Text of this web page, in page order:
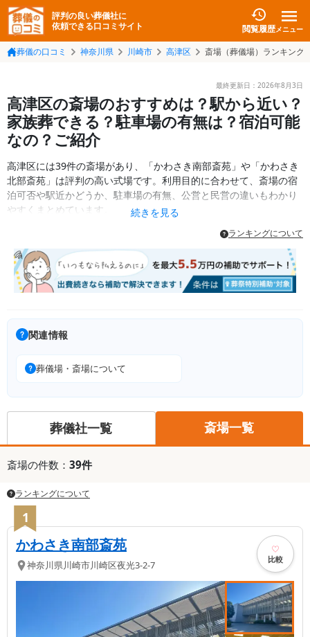
評判の良い葬儀社に
依頼できる口コミサイト
閲覧履歴メニュー
葬儀の口コミ 神奈川県 川崎市 高津区 斎場（葬儀場）ランキング
最終更新日： 2026年8月3日
高津区の斎場のおすすめは？駅から近い？
家族葬できる？駐車場の有無は？宿泊可能
なの？ご紹介
高津区には39件の斎場があり、「かわさき南部斎苑」や「かわさき
北部斎苑」は評判の高い式場です。利用目的に合わせて、斎場の宿
泊可否や駅近かどうか、駐車場の有無、公営と民営の違いもわかり
やすくまとめています。
続きを見る
ランキングについて
関連情報
葬儀場・斎場について
葬儀社一覧 斎場一覧
斎場の件数： 39件
ランキングについて
1
かわさき南部斎苑
神奈川県川崎市川崎区夜光3-2-7 比較